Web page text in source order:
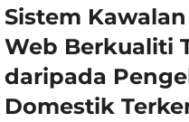
Sistem
Web Berkualiti
daripada
Domestik